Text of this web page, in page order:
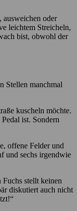
ausweichen oder
leichtem Streicheln,
bist, obwohl der
Stellen manchmal
kuscheln möchte.
ist. Sondern
offene Felder und
und sechs irgendwie
stellt keinen
diskutiert auch nicht